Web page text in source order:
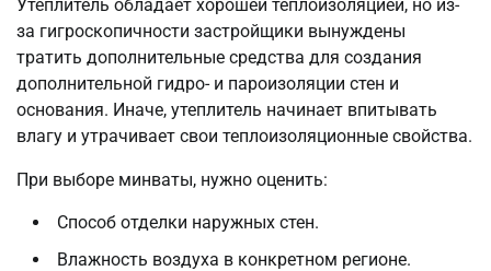
Утеплитель обладает хорошей теплоизоляцией, но из-
за гигроскопичности застройщики вынуждены
тратить дополнительные средства для создания
дополнительной гидро- и пароизоляции стен и
основания. Иначе, утеплитель начинает впитывать
влагу и утрачивает свои теплоизоляционные свойства.
При выборе минваты, нужно оценить:
Способ отделки наружных стен.
Влажность воздуха в конкретном регионе.